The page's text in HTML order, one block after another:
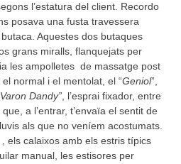
l’estatura del client. Recordo
posava una fusta travessera
Aquestes dos butaques
grans miralls, flanquejats per
les ampolletes de massatge post
el normal i el mentolat, el “Geniol”,
Varon Dandy”, l’esprai fixador, entre
a l’entrar, t’envaïa el sentit de
als que no veníem acostumats.
els calaixos amb els estris típics
manual, les estisores per